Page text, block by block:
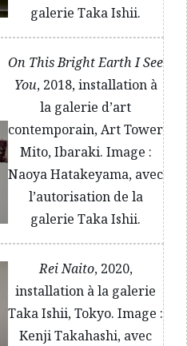
galerie Taka Ishii.
On This Bright Earth I See
You, 2018, installation à
la galerie d’art
contemporain, Art Tower
Mito, Ibaraki. Image :
Naoya Hatakeyama, avec
l’autorisation de la
galerie Taka Ishii.
Rei Naito, 2020,
installation à la galerie
Taka Ishii, Tokyo. Image :
Kenji Takahashi, avec